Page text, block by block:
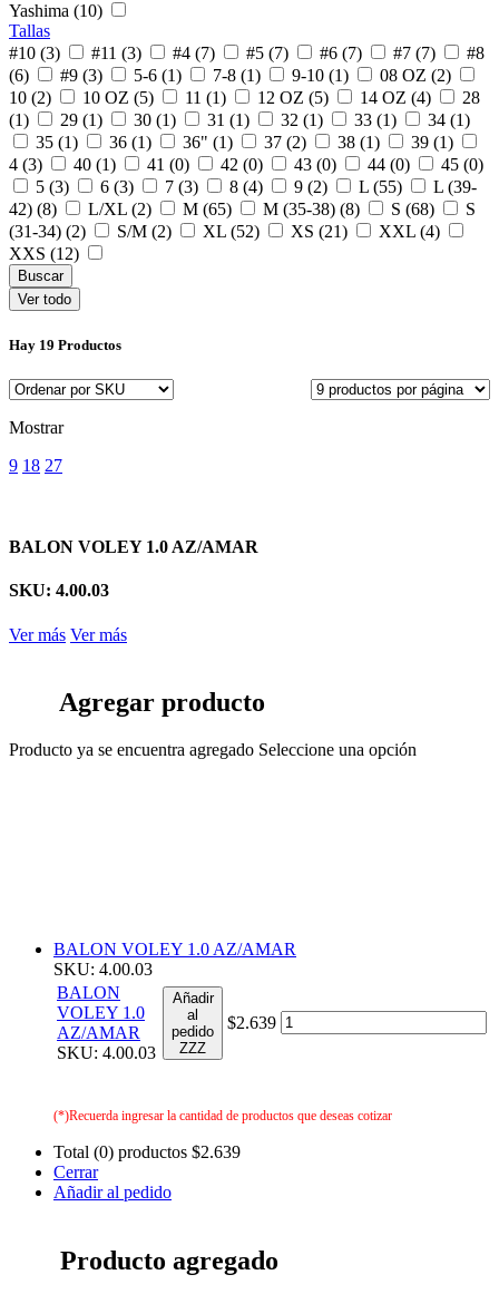
Yashima (10)
Tallas
#10 (3)
#11 (3) #4 (7) #5 (7) #6 (7) #7 (7)
#8
(6)
#9 (3) 5-6 (1) 7-8 (1) 9-10 (1)
08 OZ (2)
10 (2)
10 OZ (5) 11 (1) 12 OZ (5) 14 OZ (4)
28
(1)
29 (1) 30 (1) 31 (1) 32 (1) 33 (1)
34 (1)
35 (1)
36 (1) 36" (1) 37 (2) 38 (1)
39 (1)
4 (3)
40 (1) 41 (0) 42 (0) 43 (0) 44 (0)
45 (0)
5 (3)
6 (3) 7 (3) 8 (4) 9 (2) L (55)
L (39-
42) (8)
L/XL (2) M (65) M (35-38) (8) S (68)
S
(31-34) (2)
S/M (2) XL (52) XS (21)
XXL (4)
XXS (12)
Ver todo
Hay 19 Productos
Mostrar
9 18 27
BALON VOLEY 1.0 AZ/AMAR
SKU: 4.00.03
Ver más Ver más
Agregar producto
Producto ya se encuentra agregado Seleccione una opción
BALON VOLEY 1.0 AZ/AMAR
SKU: 4.00.03
BALON
VOLEY 1.0
AZ/AMAR
SKU: 4.00.03
Añadir
al
pedido
ZZZ
$2.639
(*)Recuerda ingresar la cantidad de productos que deseas cotizar
Total (0) productos $2.639
Cerrar
Añadir al pedido
Producto agregado